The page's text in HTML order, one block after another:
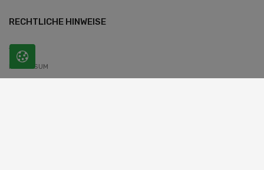
RECHTLICHE HINWEISE
AGB
IMPRESSUM